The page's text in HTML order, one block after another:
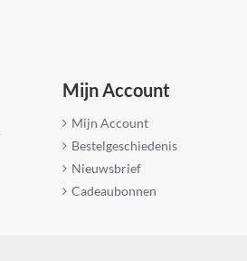
Mijn Account
Mijn Account
Bestelgeschiedenis
Nieuwsbrief
Cadeaubonnen